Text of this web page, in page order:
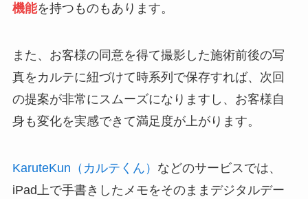
機能を持つものもあります。
また、お客様の同意を得て撮影した施術前後の写
真をカルテに紐づけて時系列で保存すれば、次回
の提案が非常にスムーズになりますし、お客様自
身も変化を実感できて満足度が上がります。
KaruteKun（カルテくん） などのサービスでは、
iPad上で手書きしたメモをそのままデジタルデー